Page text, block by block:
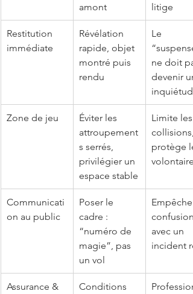
amont
litige
Restitution
immédiate
Révélation
rapide, objet
montré puis
rendu
Le
ne doit
devenir
inquiétude
Zone de jeu
Éviter les
attroupement
s serrés,
privilégier un
espace stable
Limite les
collisions,
protège le
volontaire
Communicati
on au public
Poser le
cadre :
“numéro de
magie”, pas
un vol
Empêche
confusion
avec un
incident
Assurance & Conditions